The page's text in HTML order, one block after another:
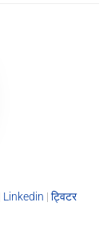
Linkedin | ट्विटर